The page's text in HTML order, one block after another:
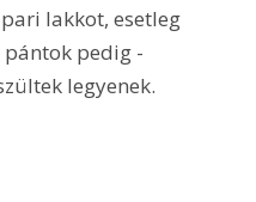
lakkot, esetleg
pántok pedig -
legyenek.